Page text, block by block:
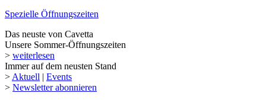
Spezielle Öffnungszeiten
Das neuste von Cavetta
Unsere Sommer-Öffnungszeiten
> weiterlesen
Immer auf dem neusten Stand
> Aktuell | Events
> Newsletter abonnieren